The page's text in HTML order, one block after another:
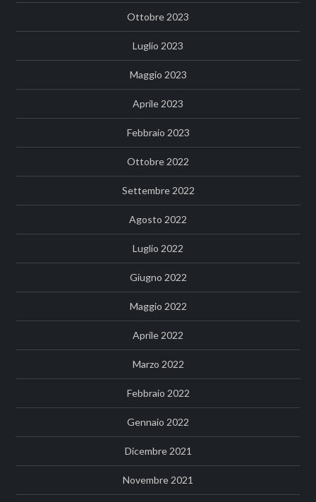
Ottobre 2023
Luglio 2023
Maggio 2023
Aprile 2023
Febbraio 2023
Ottobre 2022
Settembre 2022
Agosto 2022
Luglio 2022
Giugno 2022
Maggio 2022
Aprile 2022
Marzo 2022
Febbraio 2022
Gennaio 2022
Dicembre 2021
Novembre 2021